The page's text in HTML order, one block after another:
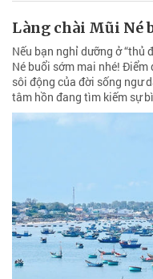
Làng chài Mũi Né
Nếu bạn nghỉ dưỡng ở “thủ
Né buổi sớm mai nhé!
sôi động của đời sống ngư
tâm hồn đang tìm kiếm sự